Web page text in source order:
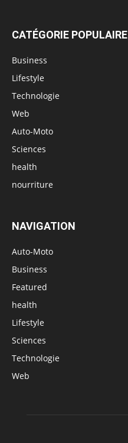
CATÉGORIE POPULAIRE
Business
Lifestyle
Technologie
Web
Auto-Moto
Sciences
health
nourriture
NAVIGATION
Auto-Moto
Business
Featured
health
Lifestyle
Sciences
Technologie
Web